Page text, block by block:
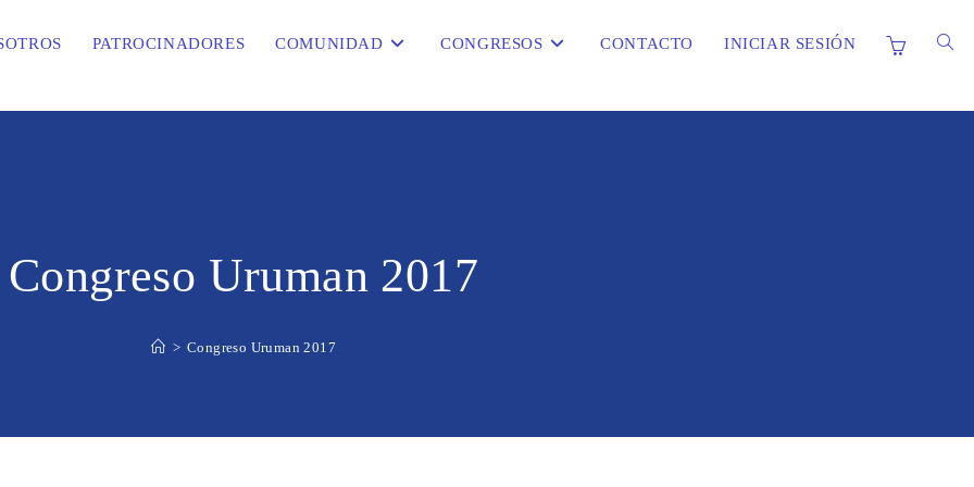
PATROCINADORES COMUNIDAD CONGRESOS CONTACTO INICIAR SESIÓN
Congreso Uruman 2017
> Congreso Uruman 2017